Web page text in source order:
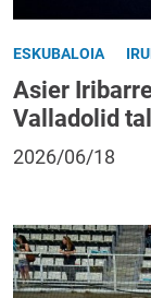
ESKUBALOIA
Asier
Valladolid
2026/06/18